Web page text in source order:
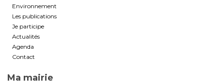
Environnement
Les publications
Je participe
Actualités
Agenda
Contact
Ma mairie